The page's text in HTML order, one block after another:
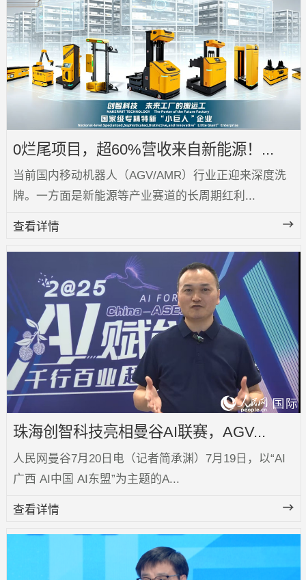
0烂尾项目，超60%营收来自新能源！...
当前国内移动机器人（AGV/AMR）行业正迎来深度洗
牌。一方面是新能源等产业赛道的长周期红利...
查看详情
珠海创智科技亮相曼谷AI联赛，AGV...
人民网曼谷7月20日电（记者简承渊）7月19日，以“AI
广西 AI中国 AI东盟”为主题的A...
查看详情